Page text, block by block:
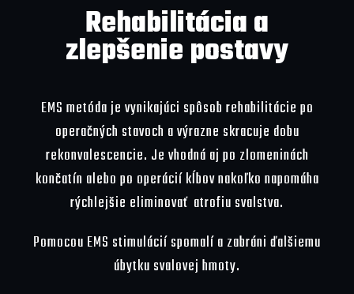
Rehabilitácia a
zlepšenie postavy
EMS metóda je vynikajúci spôsob rehabilitácie po
operačných stavoch a výrazne skracuje dobu
rekonvalescencie. Je vhodná aj po zlomeninách
končatín alebo po operácií kĺbov nakoľko napomáha
rýchlejšie eliminovať atrofiu svalstva.
Pomocou EMS stimulácií spomalí a zabráni ďalšiemu
úbytku svalovej hmoty.